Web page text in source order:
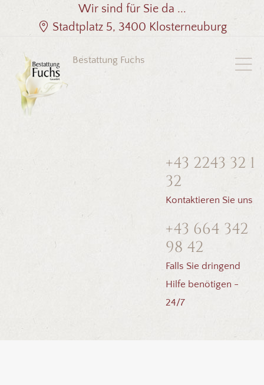
Wir sind für Sie da ...
Stadtplatz 5, 3400 Klosterneuburg
Bestattung Fuchs
+43 2243 32 1
32
Kontaktieren Sie uns
+43 664 342
98 42
Falls Sie dringend
Hilfe benötigen -
24/7